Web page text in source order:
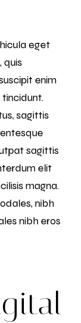
eget
quis
enim
sagittis
sagittis
elit
magna.
nibh
nibh eros